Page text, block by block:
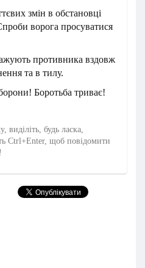
змін в обстановці
ворога просуватися
противника вздовж
та в тилу.
Боротьба триває!
будь ласка,
Ctrl+Enter, щоб повідомити